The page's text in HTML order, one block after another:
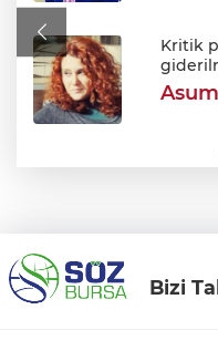
Şehir
Kritik
Bizi